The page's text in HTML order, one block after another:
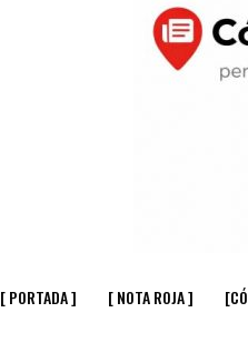
[ PORTADA ] [ NOTA ROJA ]